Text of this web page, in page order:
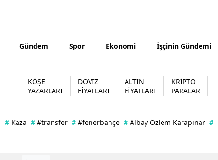
Batman
Bartın
Ardahan
Gündem Spor Ekonomi İşçinin Gündemi
KÖŞE
YAZARLARI
DÖVİZ
FİYATLARI
ALTIN
FİYATLARI
KRİPTO
PARALAR
# Kaza # #transfer # #fenerbahçe # Albay Özlem Karapınar #